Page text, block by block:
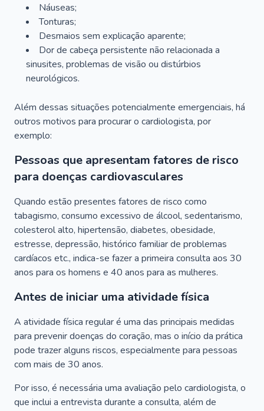
Náuseas;
Tonturas;
Desmaios sem explicação aparente;
Dor de cabeça persistente não relacionada a
sinusites, problemas de visão ou distúrbios
neurológicos.
Além dessas situações potencialmente emergenciais, há
outros motivos para procurar o cardiologista, por
exemplo:
Pessoas que apresentam fatores de risco
para doenças cardiovasculares
Quando estão presentes fatores de risco como
tabagismo, consumo excessivo de álcool, sedentarismo,
colesterol alto, hipertensão, diabetes, obesidade,
estresse, depressão, histórico familiar de problemas
cardíacos etc., indica-se fazer a primeira consulta aos 30
anos para os homens e 40 anos para as mulheres.
Antes de iniciar uma atividade física
A atividade física regular é uma das principais medidas
para prevenir doenças do coração, mas o início da prática
pode trazer alguns riscos, especialmente para pessoas
com mais de 30 anos.
Por isso, é necessária uma avaliação pelo cardiologista, o
que inclui a entrevista durante a consulta, além de